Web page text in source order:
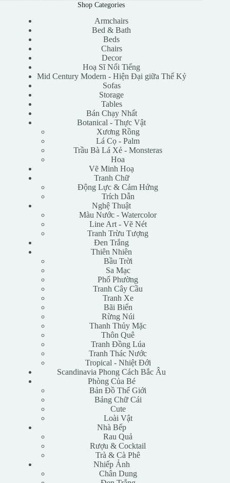
Shop Categories
Armchairs
Bed & Bath
Beds
Chairs
Decor
Hoạ Sĩ Nổi Tiếng
Mid Century Modern - Hiện Đại giữa Thế Kỷ
Sofas
Storage
Tables
Bán Chạy Nhất
Botanical - Thực Vật
Xương Rồng
Lá Cọ - Palm
Trầu Bà Lá Xẻ - Monsteras
Hoa
Vẽ Minh Hoạ
Tranh Chữ
Động Lực & Cảm Hứng
Trích Dẫn
Nghệ Thuật
Màu Nước - Watercolor
Line Art - Vẽ Nét
Tranh Trừu Tượng
Đen Trắng
Thiên Nhiên
Bầu Trời
Sa Mạc
Phố Phường
Tranh Cây Cầu
Tranh Xe
Bãi Biển
Rừng Núi
Thanh Thủy Mặc
Thôn Quê
Tranh Đồng Lúa
Tranh Thác Nước
Tropical - Nhiệt Đới
Scandinavia Phong Cách Bắc Âu
Phòng Của Bé
Bản Đồ Thế Giới
Bảng Chữ Cái
Cute
Loài Vật
Nhà Bếp
Rau Quả
Rượu & Cocktail
Trà & Cà Phê
Nhiếp Ảnh
Chân Dung